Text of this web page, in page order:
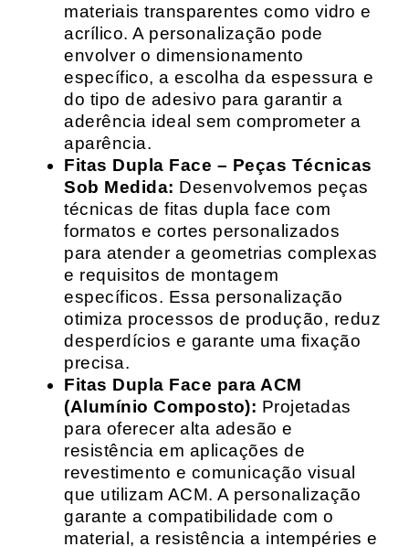
materiais transparentes como vidro e
acrílico. A personalização pode
envolver o dimensionamento
específico, a escolha da espessura e
do tipo de adesivo para garantir a
aderência ideal sem comprometer a
aparência.
Fitas Dupla Face – Peças Técnicas
Sob Medida: Desenvolvemos peças
técnicas de fitas dupla face com
formatos e cortes personalizados
para atender a geometrias complexas
e requisitos de montagem
específicos. Essa personalização
otimiza processos de produção, reduz
desperdícios e garante uma fixação
precisa.
Fitas Dupla Face para ACM
(Alumínio Composto): Projetadas
para oferecer alta adesão e
resistência em aplicações de
revestimento e comunicação visual
que utilizam ACM. A personalização
garante a compatibilidade com o
material, a resistência a intempéries e